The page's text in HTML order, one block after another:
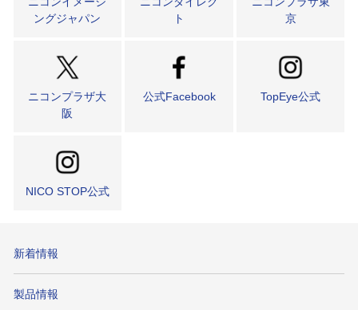
ングジャパン
ト
京
ニコンプラザ大
阪
公式Facebook TopEye公式
NICO STOP公式
新着情報
製品情報